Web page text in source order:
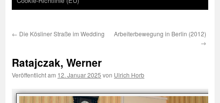
← Die Kösliner Straße im Wedding
Arbeiterbewegung in Berlin (2012)
→
Ratajczak, Werner
Veröffentlicht am 12. Januar 2025 von Ulrich Horb